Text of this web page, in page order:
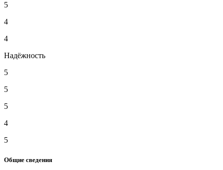
5
4
4
Надёжность
5
5
5
4
5
Общие сведения